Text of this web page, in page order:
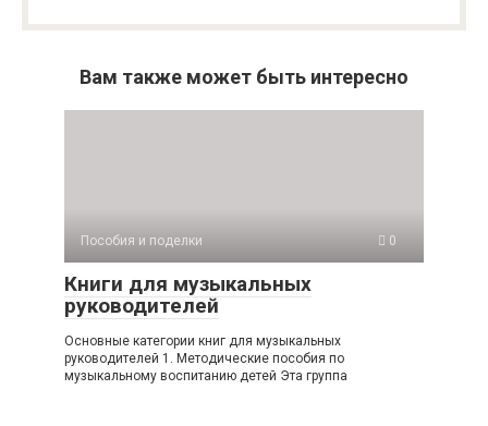
Вам также может быть интересно
Пособия и поделки 0
Книги для музыкальных
руководителей
Основные категории книг для музыкальных
руководителей 1. Методические пособия по
музыкальному воспитанию детей Эта группа